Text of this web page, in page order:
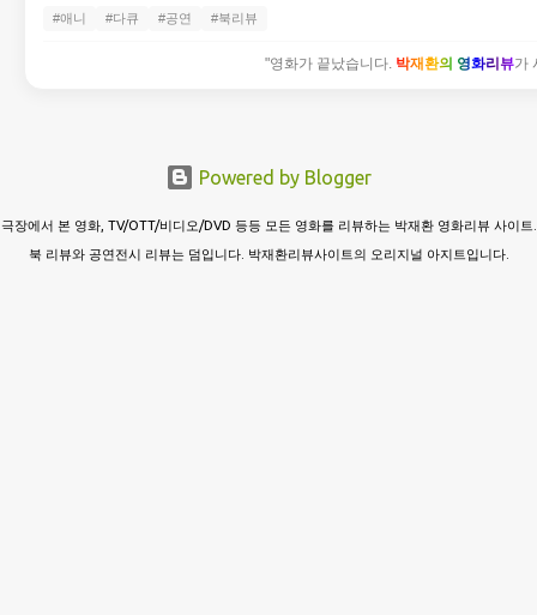
#애니 #다큐 #공연 #북리뷰
"영화가 끝났습니다. 박재환의 영화리뷰가
Powered by Blogger
극장에서 본 영화, TV/OTT/비디오/DVD 등등 모든 영화를 리뷰하는 박재환 영화리뷰 사이트.
북 리뷰와 공연전시 리뷰는 덤입니다. 박재환리뷰사이트의 오리지널 아지트입니다.